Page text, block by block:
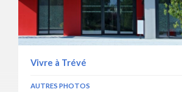
Vivre à Trévé
AUTRES PHOTOS